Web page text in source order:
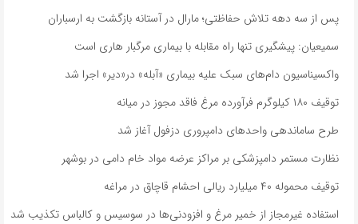
پس از سه دهه تلاش حفاظتی؛ مارال در آستانه بازگشت به ارسباران
سمیعیان: پیشگیری تنها راه مقابله با بیماری مرگبار هاری است
واکسیناسیون دام‌های سبک علیه بیماری «آبله» در«دیر» اجرا شد
توقیف ۱۸۰ کیلوگرم فرآورده مرغ فاقد مجوز در میانه
طرح ساماندهی واحدهای دامپروری دزفول آغاز شد
نظارت مستمر دامپزشکی بر مراکز عرضه مواد خام دامی در بوشهر
توقیف محموله ۴۰ میلیارد ریالی احشام قاچاق در مراغه
استفاده غیرمجاز از خمیر مرغ و افزودنی‌ها در سوسیس و کالباس تکذیب شد